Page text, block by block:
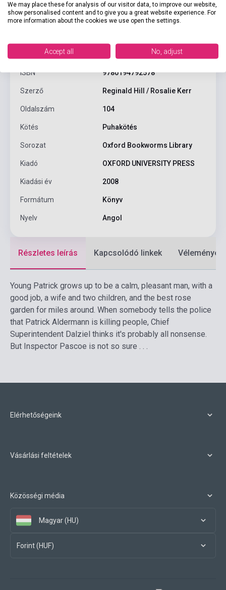
ISBN 9780194792578
Szerző Reginald Hill / Rosalie Kerr
Oldalszám 104
Kötés Puhakötés
Sorozat Oxford Bookworms Library
Kiadó OXFORD UNIVERSITY PRESS
Kiadási év 2008
Formátum Könyv
Nyelv Angol
Részletes leírás Kapcsolódó linkek Vélemények
Young Patrick grows up to be a calm, pleasant man, with a
good job, a wife and two children, and the best rose
garden for miles around. When somebody tells the police
that Patrick Aldermann is killing people, Chief
Superintendent Dalziel thinks it's probably all nonsense.
But Inspector Pascoe is not so sure . . .
Elérhetőségeink
Vásárlási feltételek
Közösségi média
Magyar (HU)
Forint (HUF)
We may place these for analysis of our visitor data, to improve our website,
show personalised content and to give you a great website experience. For
more information about the cookies we use open the settings.
Accept all No, adjust